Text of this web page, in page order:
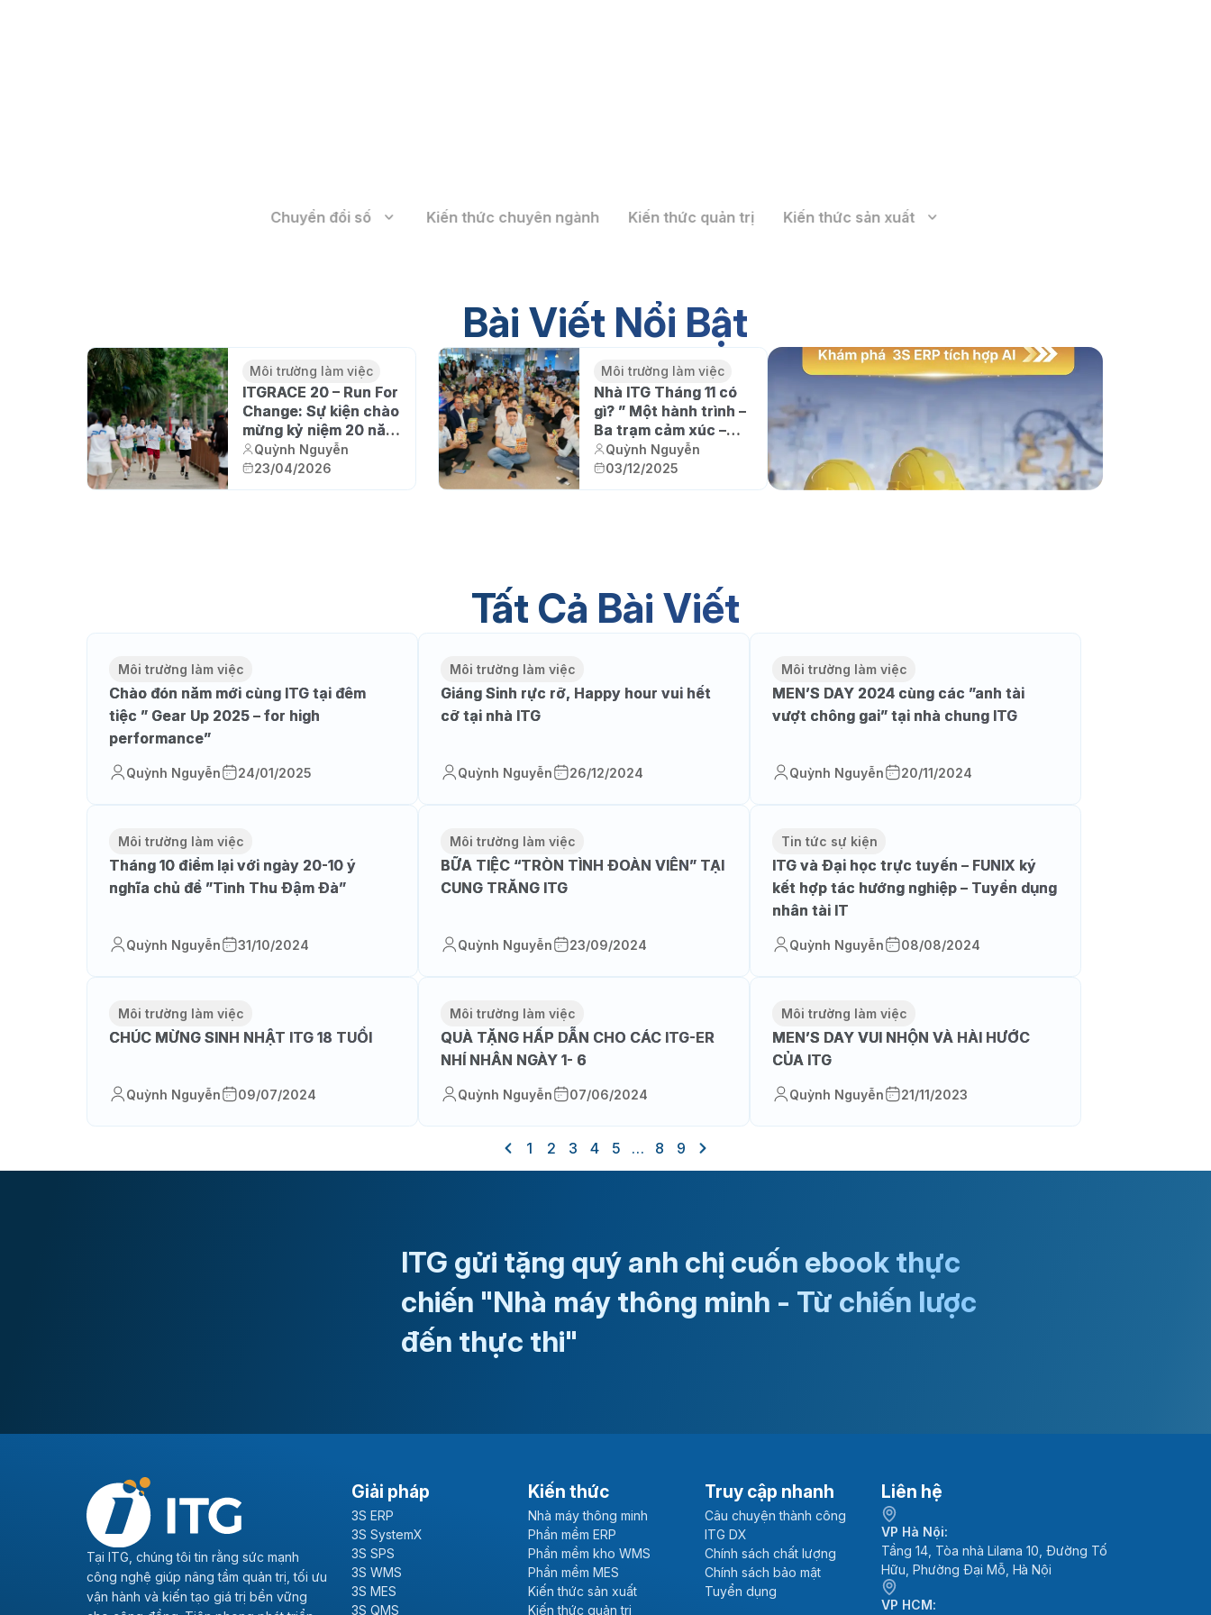
Chuyển đổi số Kiến thức chuyên ngành Kiến thức quản trị Kiến thức sản xuất
Bài Viết Nổi Bật
Môi trường làm việc
ITGRACE 20 – Run For
Change: Sự kiện chào
mừng kỷ niệm 20 năm
thành lập ITG
Quỳnh Nguyễn
23/04/2026
Môi trường làm việc
Nhà ITG Tháng 11 có
gì? ” Một hành trình –
Ba trạm cảm xúc –
Vạn lời tri ân”
Quỳnh Nguyễn
03/12/2025
Tất Cả Bài Viết
Môi trường làm việc
Chào đón năm mới cùng ITG tại đêm
tiệc ” Gear Up 2025 – for high
performance”
Quỳnh Nguyễn 24/01/2025
Môi trường làm việc
Giáng Sinh rực rỡ, Happy hour vui hết
cỡ tại nhà ITG
Quỳnh Nguyễn 26/12/2024
Môi trường làm việc
MEN’S DAY 2024 cùng các ”anh tài
vượt chông gai” tại nhà chung ITG
Quỳnh Nguyễn 20/11/2024
Môi trường làm việc
Tháng 10 điểm lại với ngày 20-10 ý
nghĩa chủ đề ”Tình Thu Đậm Đà”
Quỳnh Nguyễn 31/10/2024
Môi trường làm việc
BỮA TIỆC “TRÒN TÌNH ĐOÀN VIÊN” TẠI
CUNG TRĂNG ITG
Quỳnh Nguyễn 23/09/2024
Tin tức sự kiện
ITG và Đại học trực tuyến – FUNIX ký
kết hợp tác hướng nghiệp – Tuyển dụng
nhân tài IT
Quỳnh Nguyễn 08/08/2024
Môi trường làm việc
CHÚC MỪNG SINH NHẬT ITG 18 TUỔI
Quỳnh Nguyễn 09/07/2024
Môi trường làm việc
QUÀ TẶNG HẤP DẪN CHO CÁC ITG-ER
NHÍ NHÂN NGÀY 1- 6
Quỳnh Nguyễn 07/06/2024
Môi trường làm việc
MEN’S DAY VUI NHỘN VÀ HÀI HƯỚC
CỦA ITG
Quỳnh Nguyễn 21/11/2023
1 2 3 4 5 … 8 9
ITG gửi tặng quý anh chị cuốn ebook thực
chiến "Nhà máy thông minh - Từ chiến lược
đến thực thi"
Tại ITG, chúng tôi tin rằng sức mạnh
công nghệ giúp nâng tầm quản trị, tối ưu
vận hành và kiến tạo giá trị bền vững
Giải pháp
3S ERP
3S SystemX
3S SPS
3S WMS
3S MES
3S QMS
Kiến thức
Nhà máy thông minh
Phần mềm ERP
Phần mềm kho WMS
Phần mềm MES
Kiến thức sản xuất
Kiến thức quản trị
Truy cập nhanh
Câu chuyện thành công
ITG DX
Chính sách chất lượng
Chính sách bảo mật
Tuyển dụng
Liên hệ
VP Hà Nội:
Tầng 14, Tòa nhà Lilama 10, Đường Tố
Hữu, Phường Đại Mỗ, Hà Nội
VP HCM: